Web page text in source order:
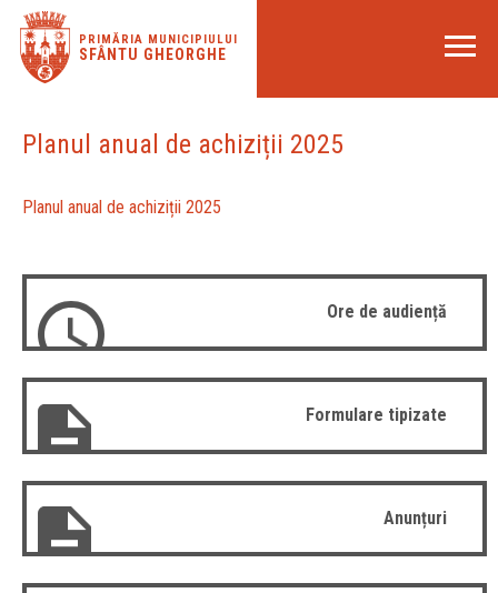
PRIMĂRIA MUNICIPIULUI
SFÂNTU GHEORGHE
Planul anual de achiziții 2025
Planul anual de achiziții 2025
Ore de audiență
Formulare tipizate
Anunțuri